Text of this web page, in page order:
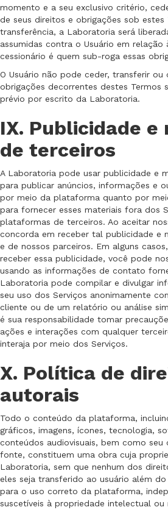
momento e a seu exclusivo critério,
de seus direitos e obrigações sob
transferência, a Laboratoria será
assumidas contra o Usuário em relação
cessionário é quem sub-roga essas
O Usuário não pode ceder, transferir ou
obrigações decorrentes destes Termos
prévio por escrito da Laboratoria.
IX. Publicidade
de terceiros
A Laboratoria pode usar publicidade e
para publicar anúncios, informações e
por meio da plataforma quanto por
para fornecer esses materiais fora dos
plataformas de terceiros. Ao aceitar
concorda em receber tal publicidade e
e de nossos parceiros. Em alguns
receber essa publicidade, você pode
usando as informações de contato
Laboratoria pode compilar e divulgar
seu uso dos Serviços anonimamente
cliente ou de um relatório ou análise
é sua responsabilidade tomar
ações e interações com qualquer
interaja por meio dos Serviços.
X. Política de
autorais
Todo o conteúdo da plataforma,
gráficos, imagens, ícones, tecnologia,
conteúdos audiovisuais, bem como
fonte, constituem uma obra cuja
Laboratoria, sem que nenhum dos
eles seja transferido ao usuário além
para o uso correto da plataforma,
suscetíveis à propriedade intelectual ou